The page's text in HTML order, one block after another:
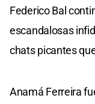
Federico Bal
escandalosas
chats picantes
Anamá Ferreira